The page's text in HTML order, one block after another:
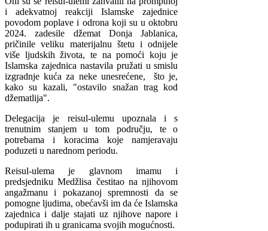
i adekvatnoj reakciji Islamske zajednice
povodom poplave i odrona koji su u oktobru
2024. zadesile džemat Donja Jablanica,
pričinile veliku materijalnu štetu i odnijele
više ljudskih života, te na pomoći koju je
Islamska zajednica nastavila pružati u smislu
izgradnje kuća za neke unesrećene, što je,
kako su kazali, "ostavilo snažan trag kod
džematlija".
Delegacija je reisul-ulemu upoznala i s
trenutnim stanjem u tom području, te o
potrebama i koracima koje namjeravaju
poduzeti u narednom periodu.
Reisul-ulema je glavnom imamu i
predsjedniku Medžlisa čestitao na njihovom
angažmanu i pokazanoj spremnosti da se
pomogne ljudima, obećavši im da će Islamska
zajednica i dalje stajati uz njihove napore i
podupirati ih u granicama svojih mogućnosti.